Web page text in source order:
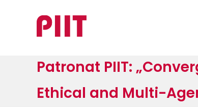
Patronat PIIT:
Ethical and Multi-